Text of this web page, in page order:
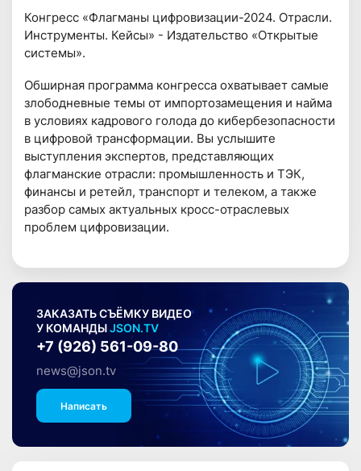
Конгресс «Флагманы цифровизации-2024. Отрасли.
Инструменты. Кейсы» - Издательство «Открытые
системы».
Обширная программа конгресса охватывает самые
злободневные темы от импортозамещения и найма
в условиях кадрового голода до кибербезопасности
в цифровой трансформации. Вы услышите
выступления экспертов, представляющих
флагманские отрасли: промышленность и ТЭК,
финансы и ретейл, транспорт и телеком, а также
разбор самых актуальных кросс-отраслевых
проблем цифровизации.
ЗАКАЗАТЬ СЪЁМКУ ВИДЕО
У КОМАНДЫJSON.TV
+7 (926) 561-09-80
news@json.tv
Написать